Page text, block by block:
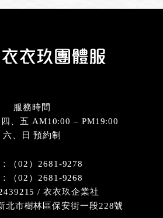
服務時間
、五 AM10:00 – PM19:00
六、日 預約制
（02）2681-9278
（02）2681-9268
/ 衣衣玖企業社
北市樹林區保安街一段228號